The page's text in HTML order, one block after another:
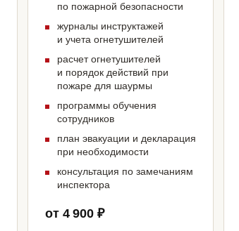
по пожарной безопасности
журналы инструктажей
и учета огнетушителей
расчет огнетушителей
и порядок действий при
пожаре для шаурмы
программы обучения
сотрудников
план эвакуации и декларация
при необходимости
консультация по замечаниям
инспектора
от 4 900 ₽